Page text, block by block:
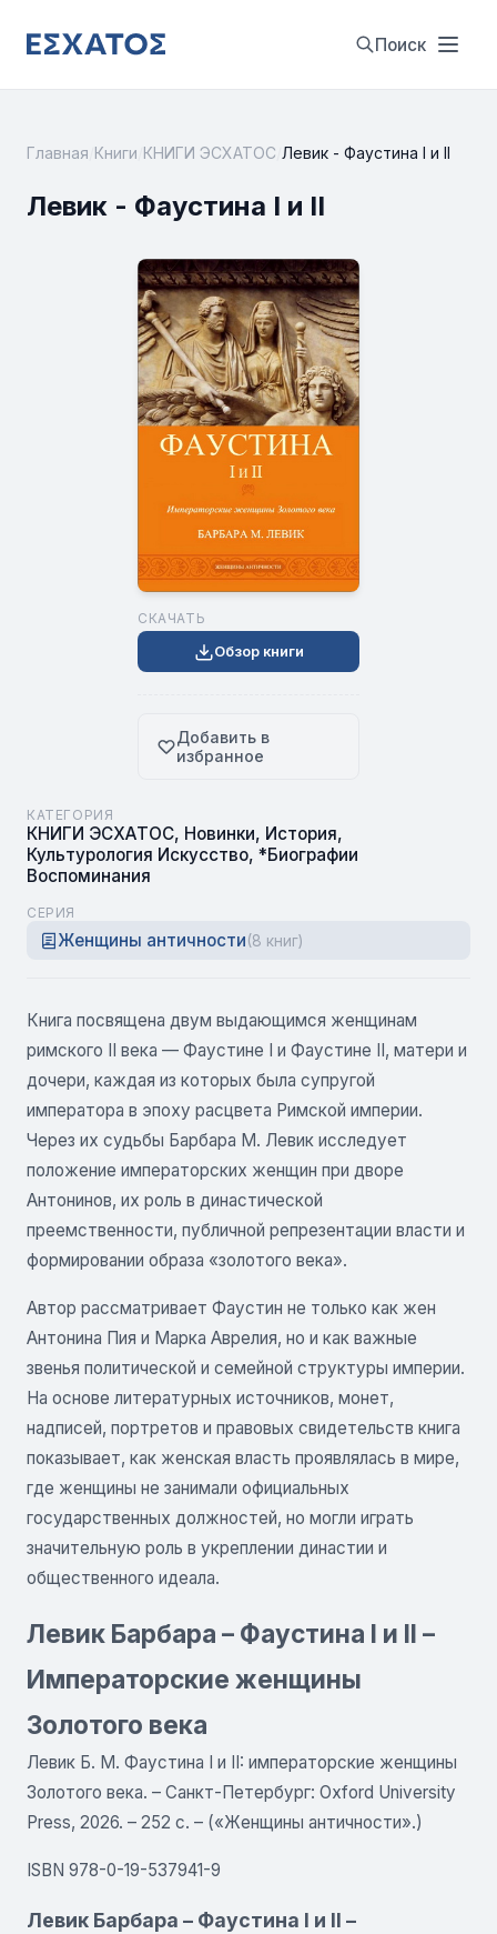
Поиск
Главная Книги КНИГИ ЭСХАТОС Левик - Фаустина I и II
Левик - Фаустина I и II
СКАЧАТЬ
Обзор книги
Добавить в
избранное
КАТЕГОРИЯ
КНИГИ ЭСХАТОС, Новинки, История,
Культурология Искусство, *Биографии
Воспоминания
СЕРИЯ
Женщины античности(8 книг)
Книга посвящена двум выдающимся женщинам
римского II века — Фаустине I и Фаустине II, матери и
дочери, каждая из которых была супругой
императора в эпоху расцвета Римской империи.
Через их судьбы Барбара М. Левик исследует
положение императорских женщин при дворе
Антонинов, их роль в династической
преемственности, публичной репрезентации власти и
формировании образа «золотого века».
Автор рассматривает Фаустин не только как жен
Антонина Пия и Марка Аврелия, но и как важные
звенья политической и семейной структуры империи.
На основе литературных источников, монет,
надписей, портретов и правовых свидетельств книга
показывает, как женская власть проявлялась в мире,
где женщины не занимали официальных
государственных должностей, но могли играть
значительную роль в укреплении династии и
общественного идеала.
Левик Барбара – Фаустина I и II –
Императорские женщины
Золотого века
Левик Б. М. Фаустина I и II: императорские женщины
Золотого века. – Санкт-Петербург: Oxford University
Press, 2026. – 252 с. – («Женщины античности».)
ISBN 978-0-19-537941-9
Левик Барбара – Фаустина I и II –